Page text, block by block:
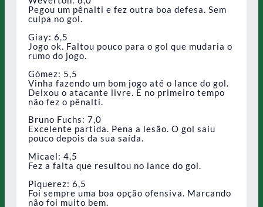
Pegou um pênalti e fez outra boa defesa. Sem
culpa no gol.
Giay: 6,5
Jogo ok. Faltou pouco para o gol que mudaria o
rumo do jogo.
Gómez: 5,5
Vinha fazendo um bom jogo até o lance do gol.
Deixou o atacante livre. E no primeiro tempo
não fez o pênalti.
Bruno Fuchs: 7,0
Excelente partida. Pena a lesão. O gol saiu
pouco depois da sua saída.
Micael: 4,5
Fez a falta que resultou no lance do gol.
Piquerez: 6,5
Foi sempre uma boa opção ofensiva. Marcando
não foi muito bem.